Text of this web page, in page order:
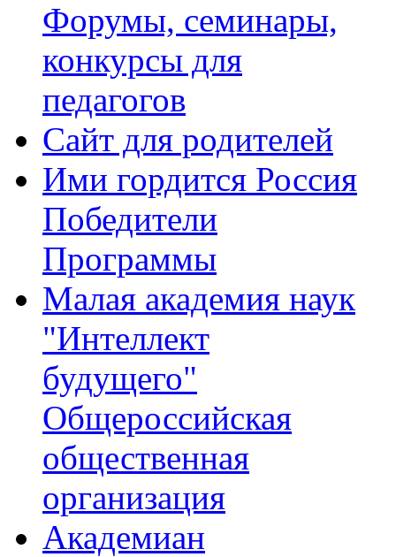
Форумы, семинары,
конкурсы для
педагогов
Сайт для родителей
Ими гордится Россия
Победители
Программы
Малая академия наук
"Интеллект
будущего"
Общероссийская
общественная
организация
Академиан